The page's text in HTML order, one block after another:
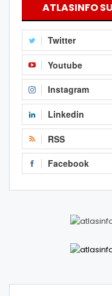
ATLASINFO
Twitter
Youtube
Instagram
Linkedin
RSS
Facebook